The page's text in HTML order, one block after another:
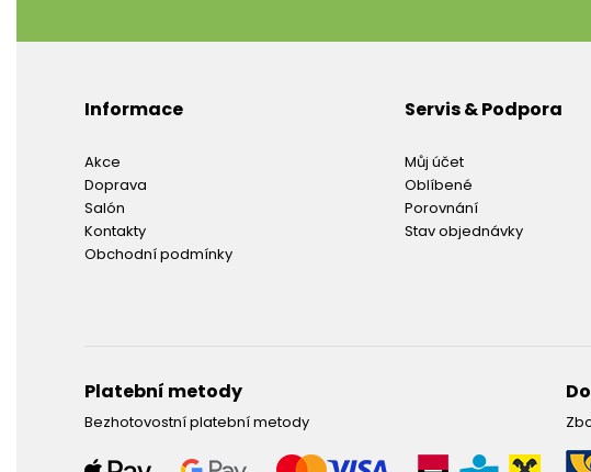
Informace
Akce
Doprava
Salón
Kontakty
Obchodní podmínky
Servis & Podpora
Můj účet
Oblíbené
Porovnání
Stav objednávky
Platební metody
Bezhotovostní platební metody